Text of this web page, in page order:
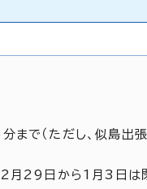
で（ただし、似島出
月29日から1月3日は